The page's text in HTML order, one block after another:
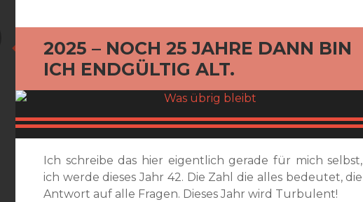
2025 – NOCH 25 JAHRE DANN BIN
ICH ENDGÜLTIG ALT.
Standard
Ich schreibe das hier eigentlich gerade für mich selbst,
ich werde dieses Jahr 42. Die Zahl die alles bedeutet, die
Antwort auf alle Fragen. Dieses Jahr wird Turbulent!